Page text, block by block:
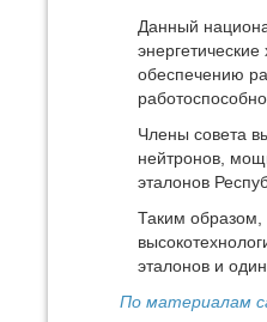
Данный
обеспечению
Члены совета
нейтронов,
эталонов
Таким образом,
эталонов и
По материалам